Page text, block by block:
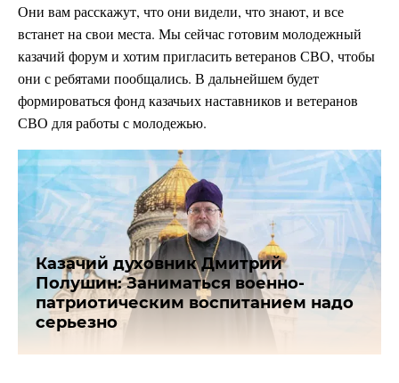
Они вам расскажут, что они видели, что знают, и все
встанет на свои места. Мы сейчас готовим молодежный
казачий форум и хотим пригласить ветеранов СВО, чтобы
они с ребятами пообщались. В дальнейшем будет
формироваться фонд казачьих наставников и ветеранов
СВО для работы с молодежью.
Казачий духовник Дмитрий
Полушин: Заниматься военно-
патриотическим воспитанием надо
серьезно